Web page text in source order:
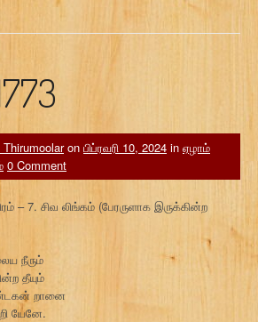
on பிப்ரவரி 10, 2024 in ஏழாம்
0 Comment
– 7. சிவ லிங்கம் (பேரருளாக இருக்கின்ற
நீரும்
தீயும்
றானை
யேனே.